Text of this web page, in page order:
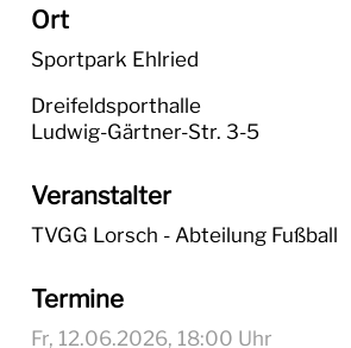
LEBEN IN LORSCH
KULTUR
TOURISMUS
Ort
Sportpark Ehlried
Dreifeldsporthalle
Ludwig-Gärtner-Str. 3-5
Veranstalter
TVGG Lorsch - Abteilung Fußball
Termine
Fr, 12.06.2026, 18:00 Uhr